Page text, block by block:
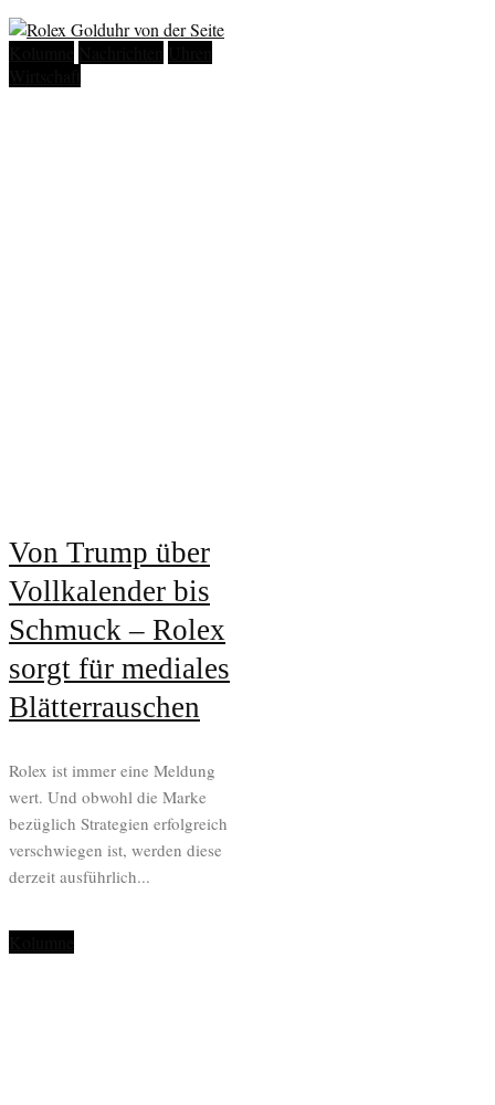
Von Trump über
Vollkalender bis
Schmuck – Rolex
sorgt für mediales
Blätterrauschen
Rolex ist immer eine Meldung
wert. Und obwohl die Marke
bezüglich Strategien erfolgreich
verschwiegen ist, werden diese
derzeit ausführlich...